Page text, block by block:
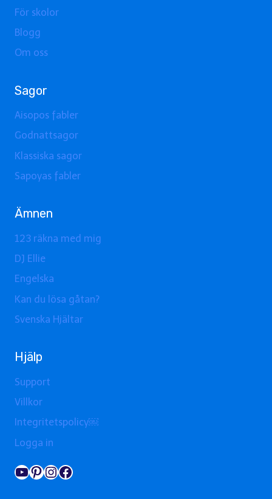
För skolor
Blogg
Om oss
Sagor
Aisopos fabler
Godnattsagor
Klassiska sagor
Sapoyas fabler
Ämnen
123 räkna med mig
DJ Ellie
Engelska
Kan du lösa gåtan?
Svenska Hjältar
Hjälp
Support
Villkor
Integritetspolicy￼
Logga in
YouTube
Pinterest
Instagram
Facebook